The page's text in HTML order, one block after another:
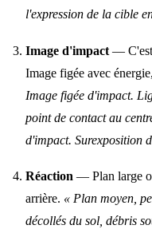
l'expression de la cible
Image d'impact — C'est
Image figée avec
Image figée d'impact.
point de contact au
d'impact. Surexposition
Réaction — Plan large
arrière. « Plan moyen,
décollés du sol, débris